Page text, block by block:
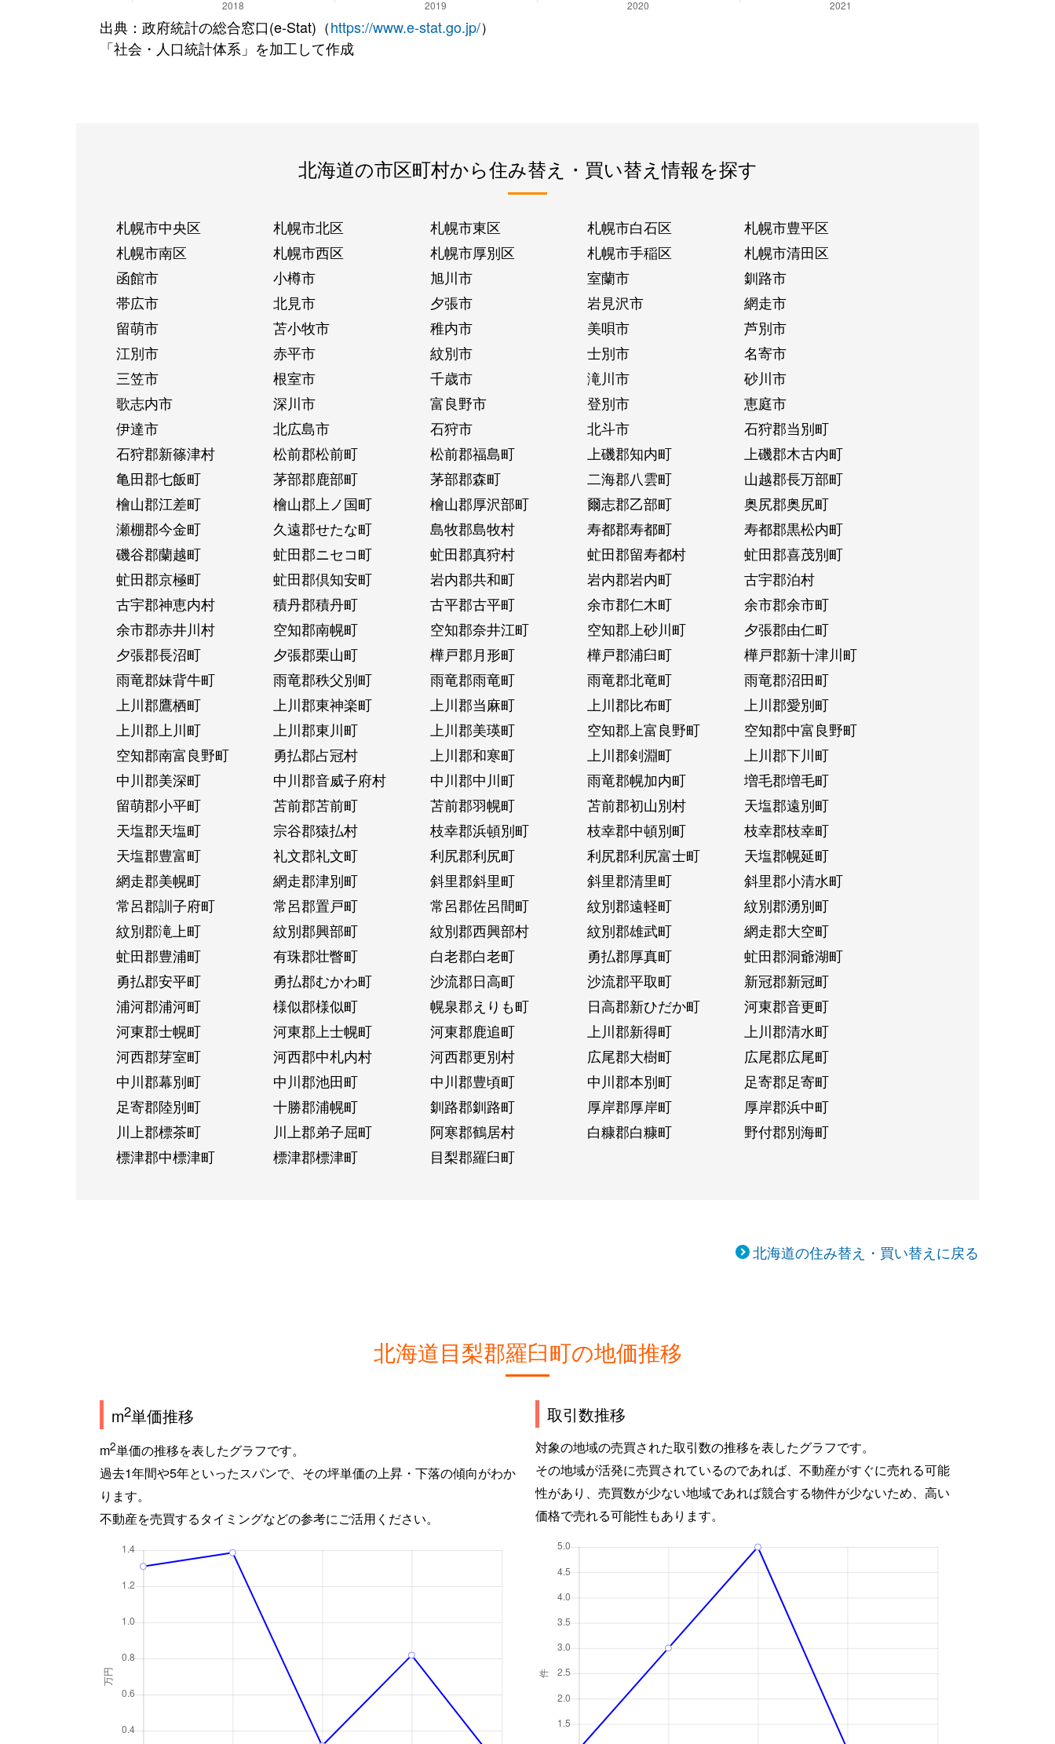
出典：政府統計の総合窓口(e-Stat)（https://www.e-stat.go.jp/）
「社会・人口統計体系」を加工して作成
北海道の市区町村から住み替え・買い替え情報を探す
札幌市中央区 札幌市北区 札幌市東区 札幌市白石区
札幌市豊平区
札幌市南区
札幌市西区 札幌市厚別区 札幌市手稲区
札幌市清田区
函館市
小樽市 旭川市 室蘭市
釧路市
帯広市
北見市 夕張市 岩見沢市
網走市
留萌市
苫小牧市 稚内市 美唄市
芦別市
江別市
赤平市 紋別市 士別市
名寄市
三笠市
根室市 千歳市 滝川市
砂川市
歌志内市
深川市 富良野市 登別市
恵庭市
伊達市
北広島市 石狩市 北斗市
石狩郡当別町
石狩郡新篠津村
松前郡松前町 松前郡福島町 上磯郡知内町
上磯郡木古内町
亀田郡七飯町
茅部郡鹿部町 茅部郡森町 二海郡八雲町
山越郡長万部町
檜山郡江差町
檜山郡上ノ国町 檜山郡厚沢部町 爾志郡乙部町
奥尻郡奥尻町
瀬棚郡今金町
久遠郡せたな町 島牧郡島牧村 寿都郡寿都町
寿都郡黒松内町
磯谷郡蘭越町
虻田郡ニセコ町 虻田郡真狩村 虻田郡留寿都村
虻田郡喜茂別町
虻田郡京極町
虻田郡倶知安町 岩内郡共和町 岩内郡岩内町
古宇郡泊村
古宇郡神恵内村
積丹郡積丹町 古平郡古平町 余市郡仁木町
余市郡余市町
余市郡赤井川村
空知郡南幌町 空知郡奈井江町 空知郡上砂川町
夕張郡由仁町
夕張郡長沼町
夕張郡栗山町 樺戸郡月形町 樺戸郡浦臼町
樺戸郡新十津川町
雨竜郡妹背牛町
雨竜郡秩父別町 雨竜郡雨竜町 雨竜郡北竜町
雨竜郡沼田町
上川郡鷹栖町
上川郡東神楽町 上川郡当麻町 上川郡比布町
上川郡愛別町
上川郡上川町
上川郡東川町 上川郡美瑛町 空知郡上富良野町
空知郡中富良野町
空知郡南富良野町
勇払郡占冠村 上川郡和寒町 上川郡剣淵町
上川郡下川町
中川郡美深町
中川郡音威子府村 中川郡中川町 雨竜郡幌加内町
増毛郡増毛町
留萌郡小平町
苫前郡苫前町 苫前郡羽幌町 苫前郡初山別村
天塩郡遠別町
天塩郡天塩町
宗谷郡猿払村 枝幸郡浜頓別町 枝幸郡中頓別町
枝幸郡枝幸町
天塩郡豊富町
礼文郡礼文町 利尻郡利尻町 利尻郡利尻富士町
天塩郡幌延町
網走郡美幌町
網走郡津別町 斜里郡斜里町 斜里郡清里町
斜里郡小清水町
常呂郡訓子府町
常呂郡置戸町 常呂郡佐呂間町 紋別郡遠軽町
紋別郡湧別町
紋別郡滝上町
紋別郡興部町 紋別郡西興部村 紋別郡雄武町
網走郡大空町
虻田郡豊浦町
有珠郡壮瞥町 白老郡白老町 勇払郡厚真町
虻田郡洞爺湖町
勇払郡安平町
勇払郡むかわ町 沙流郡日高町 沙流郡平取町
新冠郡新冠町
浦河郡浦河町
様似郡様似町 幌泉郡えりも町 日高郡新ひだか町
河東郡音更町
河東郡士幌町
河東郡上士幌町 河東郡鹿追町 上川郡新得町
上川郡清水町
河西郡芽室町
河西郡中札内村 河西郡更別村 広尾郡大樹町
広尾郡広尾町
中川郡幕別町
中川郡池田町 中川郡豊頃町 中川郡本別町
足寄郡足寄町
足寄郡陸別町
十勝郡浦幌町 釧路郡釧路町 厚岸郡厚岸町
厚岸郡浜中町
川上郡標茶町
川上郡弟子屈町 阿寒郡鶴居村 白糠郡白糠町
野付郡別海町
標津郡中標津町
標津郡標津町 目梨郡羅臼町
北海道の住み替え・買い替えに戻る
北海道目梨郡羅臼町の地価推移
m2単価推移
m2単価の推移を表したグラフです。
過去1年間や5年といったスパンで、その坪単価の上昇・下落の傾向がわか
ります。
不動産を売買するタイミングなどの参考にご活用ください。
取引数推移
対象の地域の売買された取引数の推移を表したグラフです。
その地域が活発に売買されているのであれば、不動産がすぐに売れる可能
性があり、売買数が少ない地域であれば競合する物件が少ないため、高い
価格で売れる可能性もあります。